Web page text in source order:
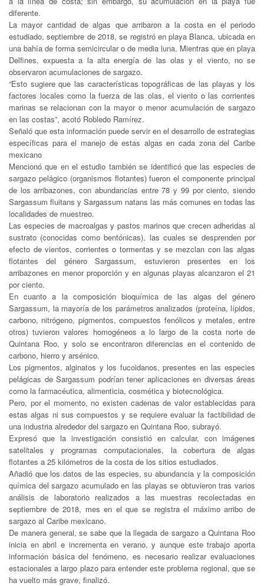
diferente.
La mayor cantidad de algas que arribaron a la costa en el periodo
estudiado, septiembre de 2018, se registró en playa Blanca, ubicada en
una bahía de forma semicircular o de media luna. Mientras que en playa
Delfines, expuesta a la alta energía de las olas y el viento, no se
observaron acumulaciones de sargazo.
“Esto sugiere que las características topográficas de las playas y los
factores locales como la fuerza de las olas, el viento o las corrientes
marinas se relacionan con la mayor o menor acumulación de sargazo
en las costas”, acotó Robledo Ramírez.
Señaló que esta información puede servir en el desarrollo de estrategias
específicas para el manejo de estas algas en cada zona del Caribe
mexicano
Mencionó que en el estudio también se identificó que las especies de
sargazo pelágico (organismos flotantes) fueron el componente principal
de los arribazones, con abundancias entre 78 y 99 por ciento, siendo
Sargassum fluitans y Sargassum natans las más comunes en todas las
localidades de muestreo.
Las especies de macroalgas y pastos marinos que crecen adheridas al
sustrato (conocidas como bentónicas), las cuales se desprenden por
efecto de vientos, corrientes o tormentas y se mezclan con las algas
flotantes del género Sargassum, estuvieron presentes en los
arribazones en menor proporción y en algunas playas alcanzaron el 21
por ciento.
En cuanto a la composición bioquímica de las algas del género
Sargassum, la mayoría de los parámetros analizados (proteína, lípidos,
carbono, nitrógeno, pigmentos, compuestos fenólicos y metales, entre
otros) tuvieron valores homogéneos a lo largo de la costa norte de
Quintana Roo, y solo se encontraron diferencias en el contenido de
carbono, hierro y arsénico.
Los pigmentos, alginatos y los fucoidanos, presentes en las especies
pelágicas de Sargassum podrían tener aplicaciones en diversas áreas
como la farmacéutica, alimenticia, cosmética y biotecnológica.
Pero, por el momento, no existen cadenas de valor establecidas para
estas algas ni sus compuestos y se requiere evaluar la factibilidad de
una industria alrededor del sargazo en Quintana Roo, subrayó.
Expresó que la investigación consistió en calcular, con imágenes
satelitales y programas computacionales, la cobertura de algas
flotantes a 25 kilómetros de la costa de los sitios estudiados.
Añadió que los datos de las especies, su abundancia y la composición
química del sargazo acumulado en las playas se obtuvieron tras varios
análisis de laboratorio realizados a las muestras recolectadas en
septiembre de 2018, mes en el que se registra el máximo arribo de
sargazo al Caribe mexicano.
De manera general, se sabe que la llegada de sargazo a Quintana Roo
inicia en abril e incrementa en verano, y aunque este trabajo aporta
información básica del fenómeno, es necesario realizar evaluaciones
estacionales a largo plazo para entender este problema regional, que se
ha vuelto más grave, finalizó.